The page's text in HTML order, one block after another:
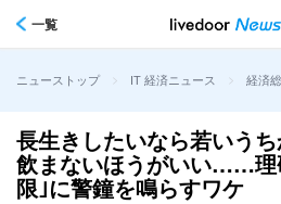
一覧
ニューストップ > IT 経済ニュース > 経済
長生きしたいなら若いう
飲まないほうがいい……理
限｣に警鐘を鳴らすワケ